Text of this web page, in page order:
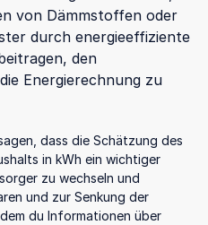
von Dämmstoffen oder
durch energieeffiziente
den
Energierechnung zu
dass die Schätzung des
in kWh ein wichtiger
zu wechseln und
und zur Senkung der
du Informationen über